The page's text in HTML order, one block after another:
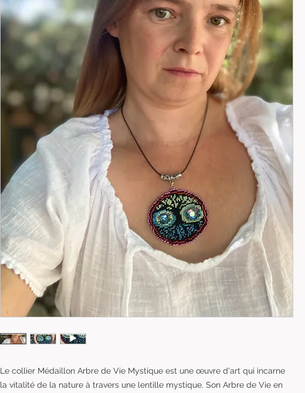
Le collier Médaillon Arbre de Vie Mystique est une œuvre d'art qui incarne
la vitalité de la nature à travers une lentille mystique. Son Arbre de Vie en